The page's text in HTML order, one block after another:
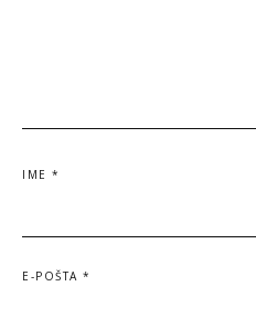
IME *
E-POŠTA *